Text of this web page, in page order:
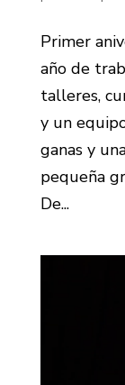
Primer
año de
talleres,
y un
ganas y
pequeña
De...